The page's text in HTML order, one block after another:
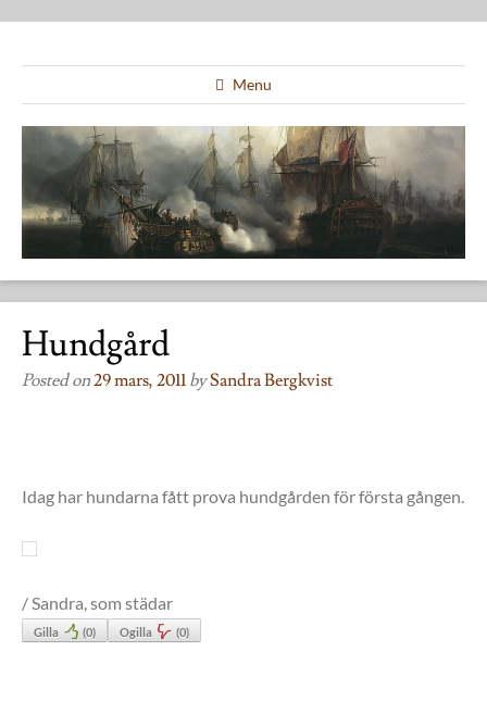
Menu
Hundgård
Posted on29 mars, 2011 bySandra Bergkvist
Idag har hundarna fått prova hundgården för första gången.
/ Sandra, som städar
Gilla (0) Ogilla (0)